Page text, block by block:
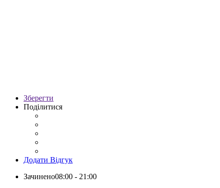
Зберегти
Поділитися
Додати Відгук
Зачинено08:00 - 21:00